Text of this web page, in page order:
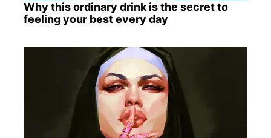
Why this ordinary drink is the secret to
feeling your best every day